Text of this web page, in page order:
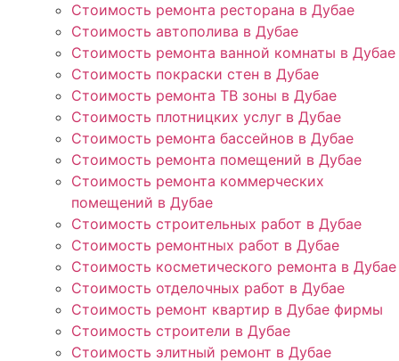
Стоимость ремонта ресторана в Дубае
Стоимость автополива в Дубае
Стоимость ремонта ванной комнаты в Дубае
Стоимость покраски стен в Дубае
Стоимость ремонта ТВ зоны в Дубае
Стоимость плотницких услуг в Дубае
Стоимость ремонта бассейнов в Дубае
Стоимость ремонта помещений в Дубае
Стоимость ремонта коммерческих
помещений в Дубае
Стоимость строительных работ в Дубае
Стоимость ремонтных работ в Дубае
Стоимость косметического ремонта в Дубае
Стоимость отделочных работ в Дубае
Стоимость ремонт квартир в Дубае фирмы
Стоимость строители в Дубае
Стоимость элитный ремонт в Дубае